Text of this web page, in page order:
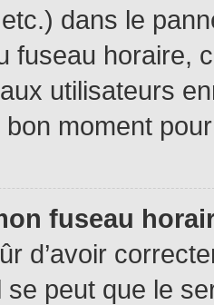
dans le
fuseau horaire,
utilisateurs
bon moment
fuseau
d’avoir
se peut que le